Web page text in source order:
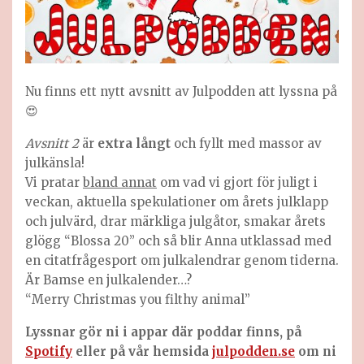
Nu finns ett nytt avsnitt av Julpodden att lyssna på
😍
Avsnitt 2är extra långt och fyllt med massor av
julkänsla!
Vi pratar bland annat om vad vi gjort för juligt i
veckan, aktuella spekulationer om årets julklapp
och julvärd, drar märkliga julgåtor, smakar årets
glögg “Blossa 20” och så blir Anna utklassad med
en citatfrågesport om julkalendrar genom tiderna.
Är Bamse en julkalender…?
“Merry Christmas you filthy animal”
Lyssnar gör ni i appar där poddar finns, på
Spotify eller på vår hemsida julpodden.se om ni